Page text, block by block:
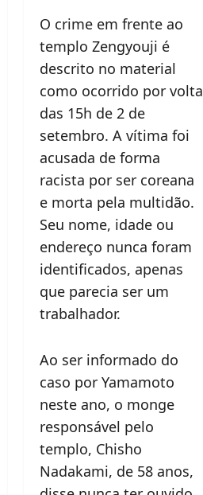
O crime em frente ao
templo Zengyouji é
descrito no material
como ocorrido por volta
das 15h de 2 de
setembro. A vítima foi
acusada de forma
racista por ser coreana
e morta pela multidão.
Seu nome, idade ou
endereço nunca foram
identificados, apenas
que parecia ser um
trabalhador.
Ao ser informado do
caso por Yamamoto
neste ano, o monge
responsável pelo
templo, Chisho
Nadakami, de 58 anos,